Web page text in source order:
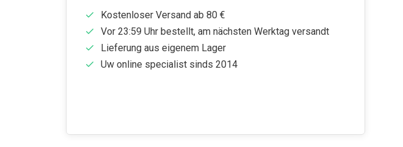
Kostenloser Versand ab 80 €
Vor 23:59 Uhr bestellt, am nächsten Werktag versandt
Lieferung aus eigenem Lager
Uw online specialist sinds 2014